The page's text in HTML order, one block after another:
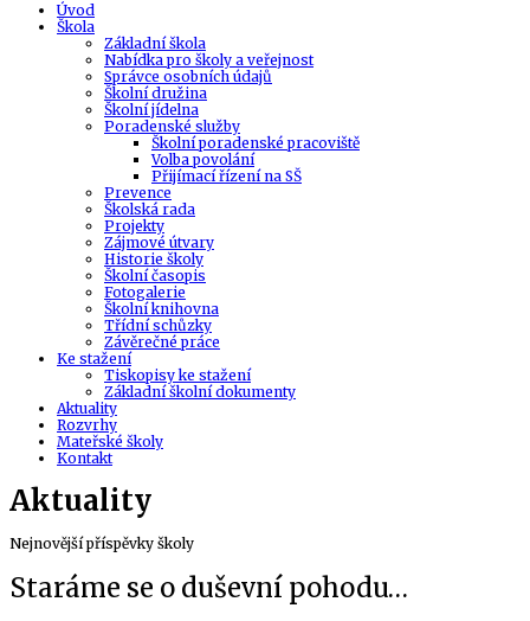
Úvod
Škola
Základní škola
Nabídka pro školy a veřejnost
Správce osobních údajů
Školní družina
Školní jídelna
Poradenské služby
Školní poradenské pracoviště
Volba povolání
Přijímací řízení na SŠ
Prevence
Školská rada
Projekty
Zájmové útvary
Historie školy
Školní časopis
Fotogalerie
Školní knihovna
Třídní schůzky
Závěrečné práce
Ke stažení
Tiskopisy ke stažení
Základní školní dokumenty
Aktuality
Rozvrhy
Mateřské školy
Kontakt
Aktuality
Nejnovější příspěvky školy
Staráme se o duševní pohodu…